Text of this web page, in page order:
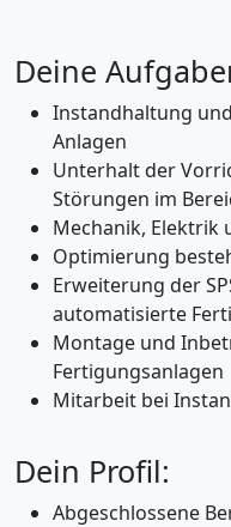
Deine
Instandhaltung
Anlagen
Unterhalt der
Störungen im
Mechanik, Elektrik
Optimierung
Erweiterung der
automatisierte
Montage und
Fertigungsanlagen
Mitarbeit bei
Dein Profil:
Abgeschlossene